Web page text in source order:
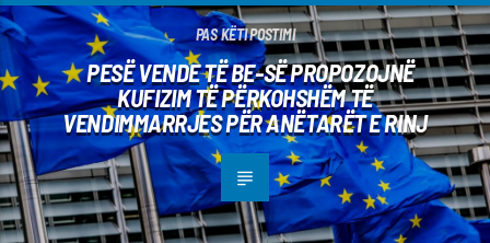
PAS KËTI POSTIMI
PESË VENDE TË BE-SË PROPOZOJNË
KUFIZIM TË PËRKOHSHËM TË
VENDIMMARRJES PËR ANËTARËT E RINJ